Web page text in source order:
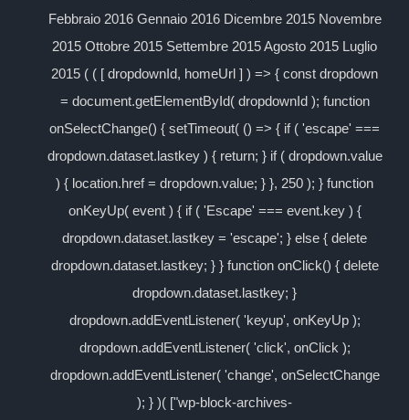
Febbraio 2016 Gennaio 2016 Dicembre 2015 Novembre
2015 Ottobre 2015 Settembre 2015 Agosto 2015 Luglio
2015 ( ( [ dropdownId, homeUrl ] ) => { const dropdown
= document.getElementById( dropdownId ); function
onSelectChange() { setTimeout( () => { if ( 'escape' ===
dropdown.dataset.lastkey ) { return; } if ( dropdown.value
) { location.href = dropdown.value; } }, 250 ); } function
onKeyUp( event ) { if ( 'Escape' === event.key ) {
dropdown.dataset.lastkey = 'escape'; } else { delete
dropdown.dataset.lastkey; } } function onClick() { delete
dropdown.dataset.lastkey; }
dropdown.addEventListener( 'keyup', onKeyUp );
dropdown.addEventListener( 'click', onClick );
dropdown.addEventListener( 'change', onSelectChange
); } )( ["wp-block-archives-